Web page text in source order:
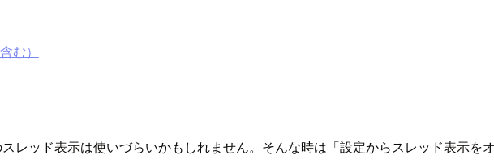
む）
ッド表示は使いづらいかもしれません。そんな時は「設定からスレッド表示をオ